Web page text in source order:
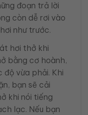
đoạn trả lời
còn dễ rơi vào
như trước.
hơi thở khi
bằng cơ hoành,
độ vừa phải. Khi
bạn sẽ cải
khi nói tiếng
lạc. Nếu bạn